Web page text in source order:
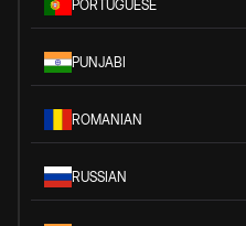
PORTUGUESE
PUNJABI
ROMANIAN
RUSSIAN